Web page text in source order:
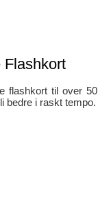
Flashkort
flashkort til over 50
bedre i raskt tempo.